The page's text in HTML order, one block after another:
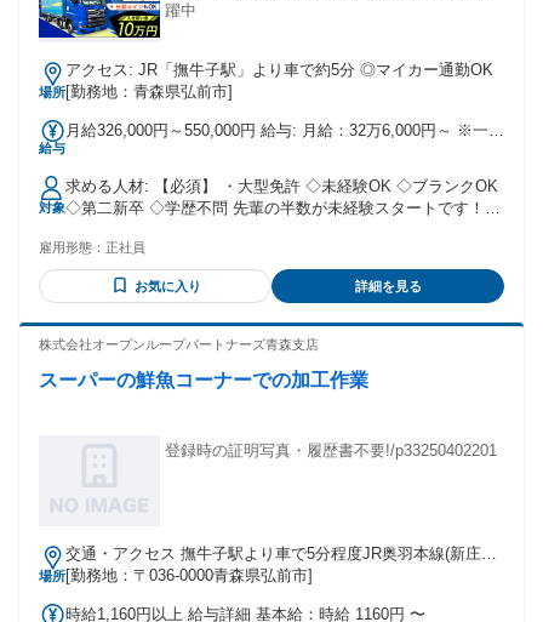
躍中
場所
アクセス: JR「撫牛子駅」より車で約5分 ◎マイカー通勤OK
[勤務地：青森県弘前市]
給与
月給326,000円～550,000円 給与: 月給：32万6,000円～ ※一律
を増やしていくことで収入アップを目指せます！ 初年度の年
収 400万円～600万円 モデル年収例 年収600万円（経験3年）
◆賞与／年2回 ◆運行手当 ◆休日出勤手当 ◆土曜出勤手当 ◆
泊り手当（土日に泊まりがあった場合／1万円）
対象
求める人材: 【必須】 ・大型免許 ◇未経験OK ◇ブランクOK
◇第二新卒 ◇学歴不問 先輩の半数が未経験スタートです！
っている方 ・安定企業で長く腰を据えて働きたい方 ・フリー
ターから正社員をめざしたい方 ・長距離ドライバー、ルート
配送ドライバー、中型ドライバー、などの経験を活かしたい
ど、 異業種から転職した先輩も多数♪
雇用形態： 正社員
お気に入り 詳細を見る
株式会社オープンループパートナーズ青森支店
スーパーの鮮魚コーナーでの加工作業
登録時の証明写真・履歴書不要!/p33250402201
場所
交通・アクセス 撫牛子駅より車で5分程度JR奥羽本線(新庄～
青森)撫牛子JR奥羽本線(新庄～青森)撫牛子
[勤務地：〒036-0000青森県弘前市]
時給1,160円以上 給与詳細 基本給：時給 1160円 〜